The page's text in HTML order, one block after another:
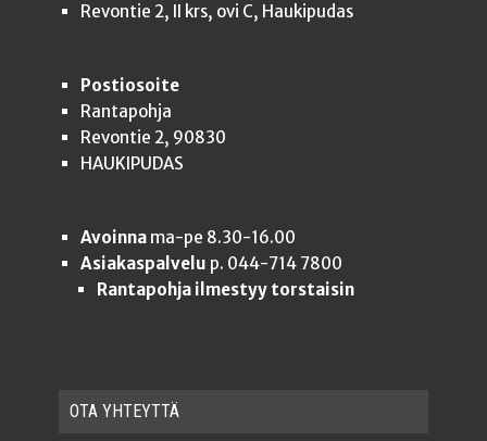
Revontie 2, II krs, ovi C, Haukipudas
Postiosoite
Rantapohja
Revontie 2, 90830
HAUKIPUDAS
Avoinnama-pe 8.30-16.00
Asiakaspalvelu p. 044-714 7800
Rantapohja ilmestyy torstaisin
OTA YHTEYT­TÄ